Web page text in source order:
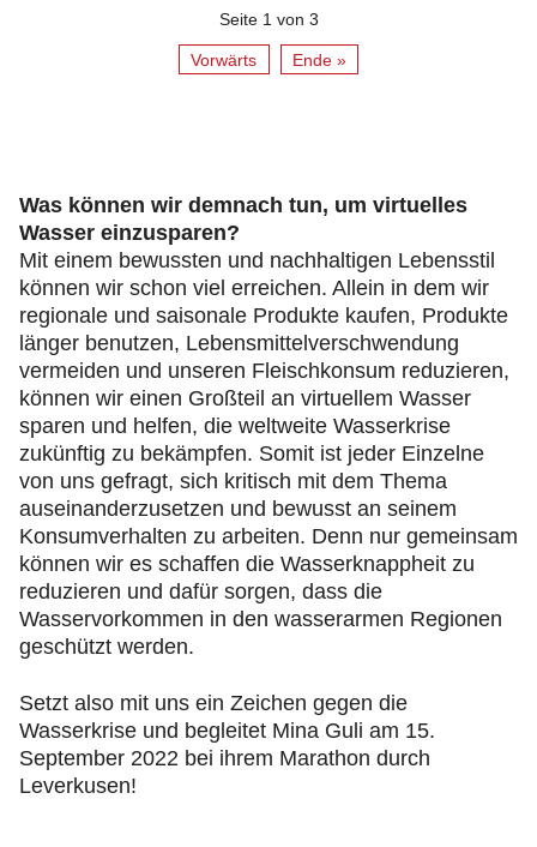
Seite 1 von 3
Vorwärts Ende »
Was können wir demnach tun, um virtuelles
Wasser einzusparen?
Mit einem bewussten und nachhaltigen Lebensstil
können wir schon viel erreichen. Allein in dem wir
regionale und saisonale Produkte kaufen, Produkte
länger benutzen, Lebensmittelverschwendung
vermeiden und unseren Fleischkonsum reduzieren,
können wir einen Großteil an virtuellem Wasser
sparen und helfen, die weltweite Wasserkrise
zukünftig zu bekämpfen. Somit ist jeder Einzelne
von uns gefragt, sich kritisch mit dem Thema
auseinanderzusetzen und bewusst an seinem
Konsumverhalten zu arbeiten. Denn nur gemeinsam
können wir es schaffen die Wasserknappheit zu
reduzieren und dafür sorgen, dass die
Wasservorkommen in den wasserarmen Regionen
geschützt werden.
Setzt also mit uns ein Zeichen gegen die
Wasserkrise und begleitet Mina Guli am 15.
September 2022 bei ihrem Marathon durch
Leverkusen!